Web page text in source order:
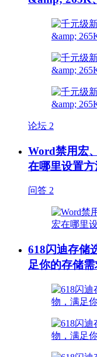
论坛 2
Word禁用宏
在哪里设置方
问答 2
618闪迪存储
足你的存储需